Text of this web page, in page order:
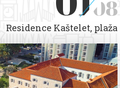
08
Residence Kaštelet, plaža